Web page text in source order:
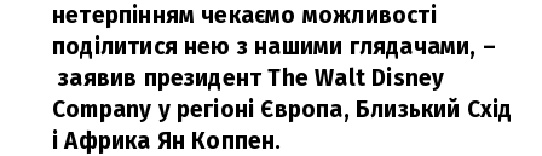
нетерпінням чекаємо можливості
поділитися нею з нашими глядачами, –
заявив президент The Walt Disney
Company у регіоні Європа, Близький Схід
і Африка Ян Коппен.